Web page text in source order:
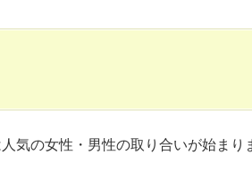
気の女性・男性の取り合いが始まり